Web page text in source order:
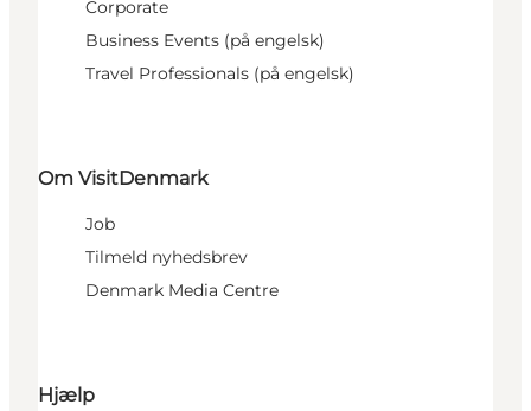
Corporate
Business Events (på engelsk)
Travel Professionals (på engelsk)
Om VisitDenmark
Job
Tilmeld nyhedsbrev
Denmark Media Centre
Hjælp